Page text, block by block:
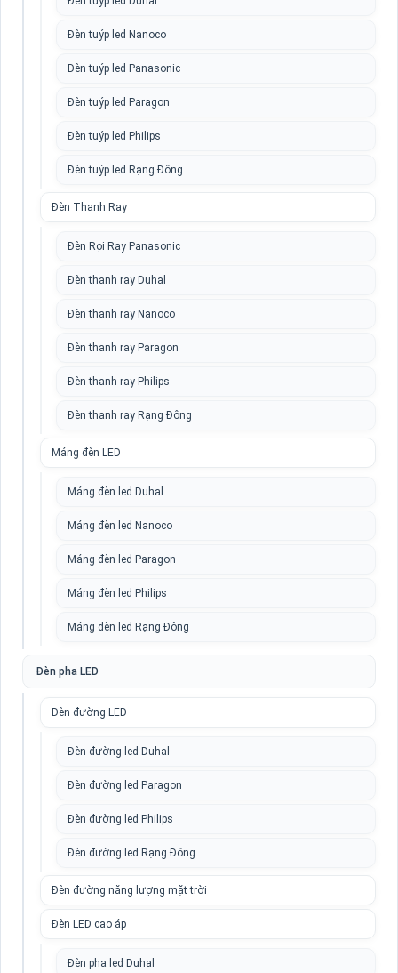
Đèn tuýp led Nanoco
Đèn tuýp led Panasonic
Đèn tuýp led Paragon
Đèn tuýp led Philips
Đèn tuýp led Rạng Đông
Đèn Thanh Ray
Đèn Rọi Ray Panasonic
Đèn thanh ray Duhal
Đèn thanh ray Nanoco
Đèn thanh ray Paragon
Đèn thanh ray Philips
Đèn thanh ray Rạng Đông
Máng đèn LED
Máng đèn led Duhal
Máng đèn led Nanoco
Máng đèn led Paragon
Máng đèn led Philips
Máng đèn led Rạng Đông
Đèn pha LED
Đèn đường LED
Đèn đường led Duhal
Đèn đường led Paragon
Đèn đường led Philips
Đèn đường led Rạng Đông
Đèn đường năng lượng mặt trời
Đèn LED cao áp
Đèn pha led Duhal